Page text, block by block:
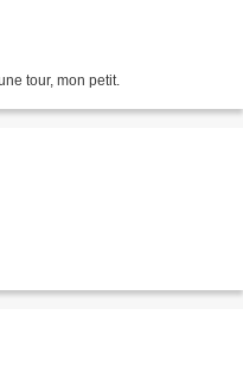
tour, mon petit.